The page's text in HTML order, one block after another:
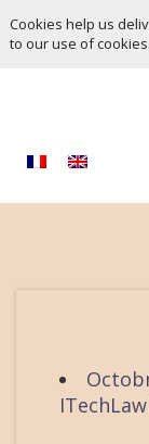
Cookies help us
to our use of